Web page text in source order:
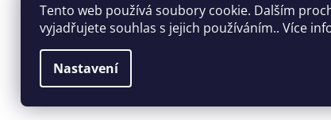
Tento web používá soubory cookie. Dalším
vyjadřujete souhlas s jejich používáním.. Více
Nastavení
Perfektní
zákaznická podpora